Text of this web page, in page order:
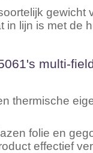
gewicht
lijn is met de
multi-
thermische
folie en
effectief